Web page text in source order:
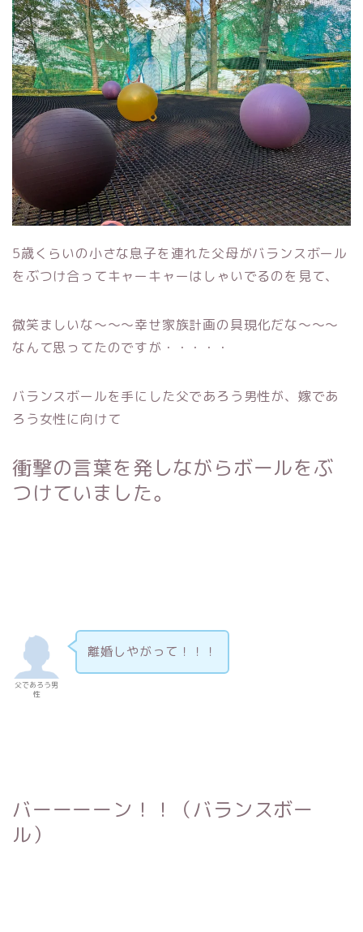
5歳くらいの小さな息子を連れた父母がバランスボール
をぶつけ合ってキャーキャーはしゃいでるのを見て、
微笑ましいな〜〜〜幸せ家族計画の具現化だな〜〜〜
なんて思ってたのですが・・・・・
バランスボールを手にした父であろう男性が、嫁であ
ろう女性に向けて
衝撃の言葉を発しながらボールをぶ
つけていました。
父であろう男
性
離婚しやがって！！！
バーーーーン！！（バランスボー
ル）